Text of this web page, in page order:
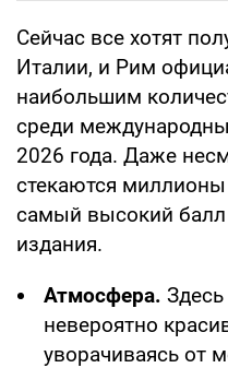
Сейчас все хотят
Италии, и Рим
наибольшим
среди
2026 года. Даже
стекаются
самый высокий балл
издания.
Атмосфера.
невероятно
уворачиваясь от